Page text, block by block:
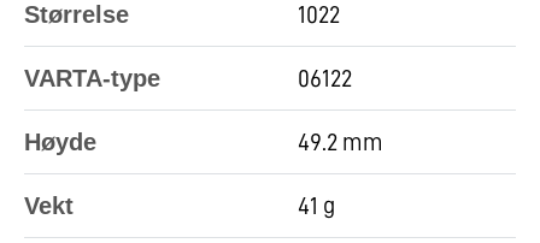
Størrelse 1022
VARTA-type 06122
Høyde 49.2 mm
Vekt 41 g